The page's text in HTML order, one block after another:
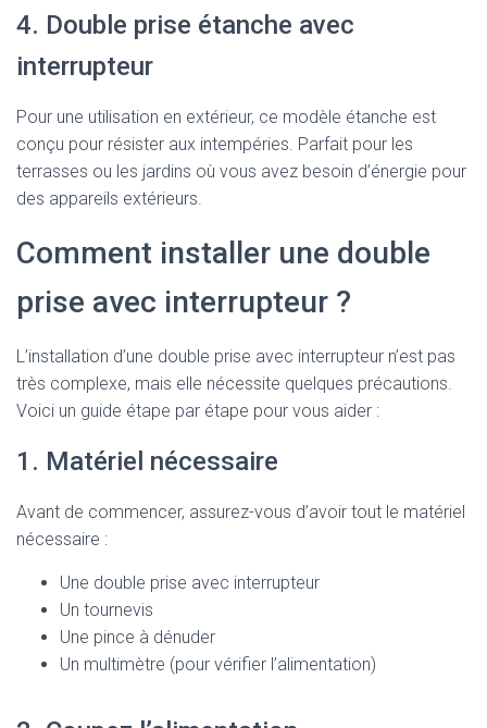
4. Double prise étanche avec
interrupteur
Pour une utilisation en extérieur, ce modèle étanche est
conçu pour résister aux intempéries. Parfait pour les
terrasses ou les jardins où vous avez besoin d’énergie pour
des appareils extérieurs.
Comment installer une double
prise avec interrupteur ?
L’installation d’une double prise avec interrupteur n’est pas
très complexe, mais elle nécessite quelques précautions.
Voici un guide étape par étape pour vous aider :
1. Matériel nécessaire
Avant de commencer, assurez-vous d’avoir tout le matériel
nécessaire :
Une double prise avec interrupteur
Un tournevis
Une pince à dénuder
Un multimètre (pour vérifier l’alimentation)